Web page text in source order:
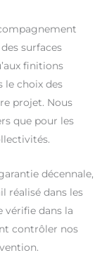
surfaces
finitions
le choix des
projet. Nous
que pour les
décennale,
réalisé dans les
vérifie dans la
contrôler nos